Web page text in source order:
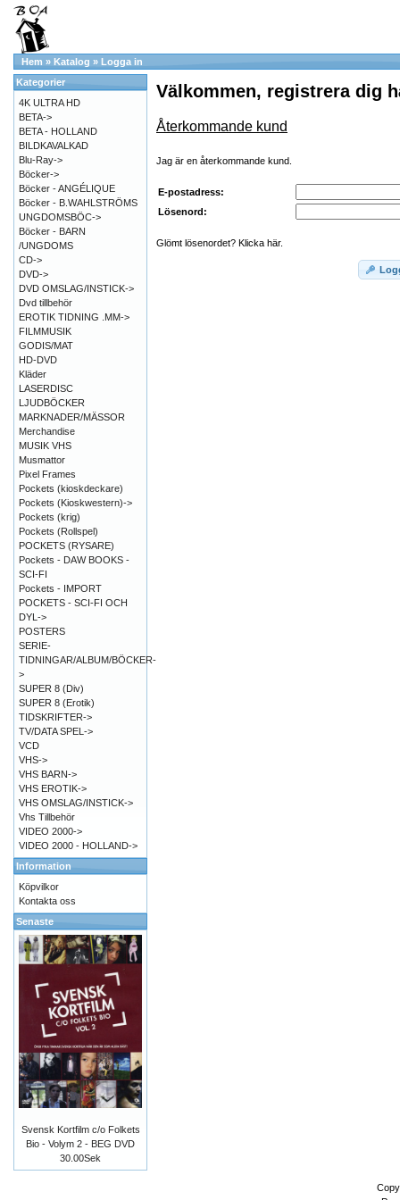
Hem » Katalog » Logga in
Välkommen, registrera dig
Återkommande kund
Jag är en återkommande kund.
E-postadress:
Lösenord:
Glömt lösenordet? Klicka här.
Kategorier
4K ULTRA HD
BETA->
BETA - HOLLAND
BILDKAVALKAD
Blu-Ray->
Böcker->
Böcker - ANGÉLIQUE
Böcker - B.WAHLSTRÖMS
UNGDOMSBÖC->
Böcker - BARN
/UNGDOMS
CD->
DVD->
DVD OMSLAG/INSTICK->
Dvd tillbehör
EROTIK TIDNING .MM->
FILMMUSIK
GODIS/MAT
HD-DVD
Kläder
LASERDISC
LJUDBÖCKER
MARKNADER/MÄSSOR
Merchandise
MUSIK VHS
Musmattor
Pixel Frames
Pockets (kioskdeckare)
Pockets (Kioskwestern)->
Pockets (krig)
Pockets (Rollspel)
POCKETS (RYSARE)
Pockets - DAW BOOKS -
SCI-FI
Pockets - IMPORT
POCKETS - SCI-FI OCH
DYL->
POSTERS
SERIE-
TIDNINGAR/ALBUM/BÖCKER-
>
SUPER 8 (Div)
SUPER 8 (Erotik)
TIDSKRIFTER->
TV/DATA SPEL->
VCD
VHS->
VHS BARN->
VHS EROTIK->
VHS OMSLAG/INSTICK->
Vhs Tillbehör
VIDEO 2000->
VIDEO 2000 - HOLLAND->
Information
Köpvilkor
Kontakta oss
Senaste
Svensk Kortfilm c/o Folkets
Bio - Volym 2 - BEG DVD
30.00Sek